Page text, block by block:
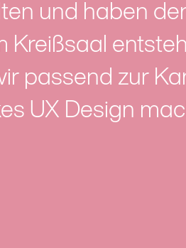
und haben
Kreißsaal
passend zur
UX Design